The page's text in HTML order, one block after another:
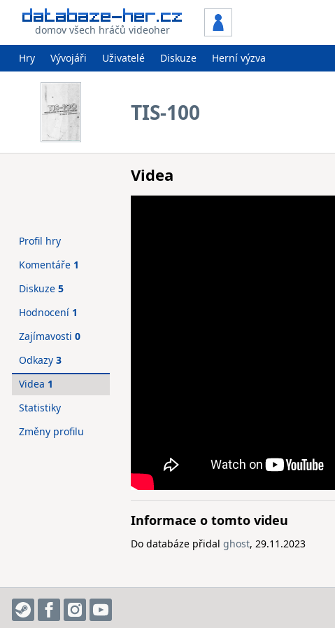
domov všech hráčů videoher
Hry Vývojáři Uživatelé Diskuze Herní výzva
TIS-100
Videa
Informace o tomto videu
Do databáze přidal ghost, 29.11.2023
Profil hry
Komentáře 1
Diskuze 5
Hodnocení 1
Zajímavosti 0
Odkazy 3
Videa 1
Statistiky
Změny profilu